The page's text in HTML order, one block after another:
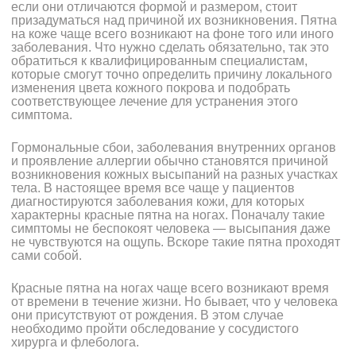
если они отличаются формой и размером, стоит
призадуматься над причиной их возникновения. Пятна
на коже чаще всего возникают на фоне того или иного
заболевания. Что нужно сделать обязательно, так это
обратиться к квалифицированным специалистам,
которые смогут точно определить причину локального
изменения цвета кожного покрова и подобрать
соответствующее лечение для устранения этого
симптома.
Гормональные сбои, заболевания внутренних органов
и проявление аллергии обычно становятся причиной
возникновения кожных высыпаний на разных участках
тела. В настоящее время все чаще у пациентов
диагностируются заболевания кожи, для которых
характерны красные пятна на ногах. Поначалу такие
симптомы не беспокоят человека — высыпания даже
не чувствуются на ощупь. Вскоре такие пятна проходят
сами собой.
Красные пятна на ногах чаще всего возникают время
от времени в течение жизни. Но бывает, что у человека
они присутствуют от рождения. В этом случае
необходимо пройти обследование у сосудистого
хирурга и флеболога.